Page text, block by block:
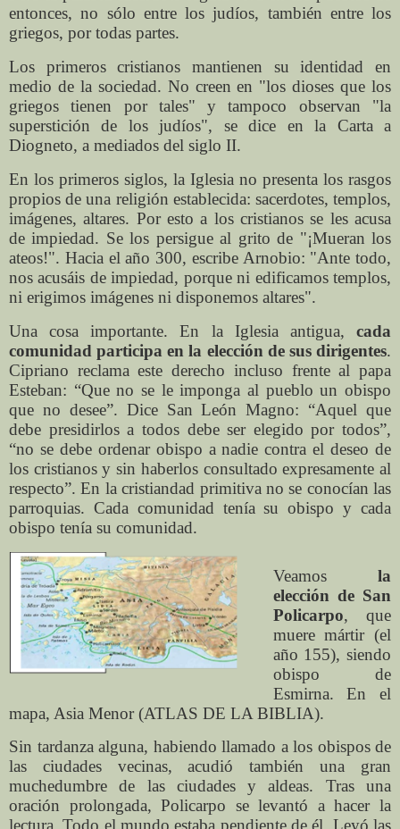
entonces, no sólo entre los judíos, también entre los
griegos, por todas partes.
Los primeros cristianos mantienen su identidad en
medio de la sociedad. No creen en "los dioses que los
griegos tienen por tales" y tampoco observan "la
superstición de los judíos", se dice en la Carta a
Diogneto, a mediados del siglo II.
En los primeros siglos, la Iglesia no presenta los rasgos
propios de una religión establecida: sacerdotes, templos,
imágenes, altares. Por esto a los cristianos se les acusa
de impiedad. Se los persigue al grito de "¡Mueran los
ateos!". Hacia el año 300, escribe Arnobio: "Ante todo,
nos acusáis de impiedad, porque ni edificamos templos,
ni erigimos imágenes ni disponemos altares".
Una cosa importante. En la Iglesia antigua, cada
comunidad participa en la elección de sus dirigentes.
Cipriano reclama este derecho incluso frente al papa
Esteban: “Que no se le imponga al pueblo un obispo
que no desee”. Dice San León Magno: “Aquel que
debe presidirlos a todos debe ser elegido por todos”,
“no se debe ordenar obispo a nadie contra el deseo de
los cristianos y sin haberlos consultado expresamente al
respecto”. En la cristiandad primitiva no se conocían las
parroquias. Cada comunidad tenía su obispo y cada
obispo tenía su comunidad.
Veamos la
elección de San
Policarpo, que
muere mártir (el
año 155), siendo
obispo de
Esmirna. En el
mapa, Asia Menor (ATLAS DE LA BIBLIA).
Sin tardanza alguna, habiendo llamado a los obispos de
las ciudades vecinas, acudió también una gran
muchedumbre de las ciudades y aldeas. Tras una
oración prolongada, Policarpo se levantó a hacer la